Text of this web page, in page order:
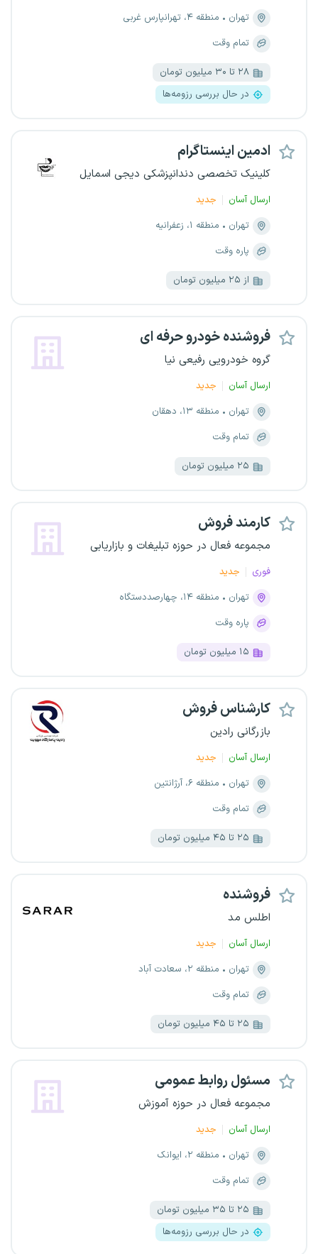
تهران
منطقه ۴، تهرانپارس غربی
تمام وقت
۲۸ تا ۳۰ میلیون تومان
در حال بررسی رزومه‌ها
ادمین اینستاگرام
کلینیک تخصصی دندانپزشکی دیجی اسمایل
ارسال آسان
جدید
تهران
منطقه ۱، زعفرانیه
پاره وقت
از ۲۵ میلیون تومان
فروشنده خودرو حرفه ای
گروه خودرویی رفیعی نیا
ارسال آسان
جدید
تهران
منطقه ۱۳، دهقان
تمام وقت
۲۵ میلیون تومان
کارمند فروش
مجموعه فعال در حوزه تبلیغات و بازاریابی
فوری
جدید
تهران
منطقه ۱۴، چهارصددستگاه
پاره وقت
۱۵ میلیون تومان
کارشناس فروش
بازرگانی رادین
ارسال آسان
جدید
تهران
منطقه ۶، آرژانتین
تمام وقت
۲۵ تا ۴۵ میلیون تومان
فروشنده
اطلس مد
ارسال آسان
جدید
تهران
منطقه ۲، سعادت آباد
تمام وقت
۲۵ تا ۴۵ میلیون تومان
مسئول روابط عمومی
مجموعه فعال در حوزه آموزش
ارسال آسان
جدید
تهران
منطقه ۲، ایوانک
تمام وقت
۲۵ تا ۳۵ میلیون تومان
در حال بررسی رزومه‌ها